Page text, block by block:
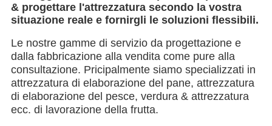
& progettare l'attrezzatura secondo la vostra
situazione reale e fornirgli le soluzioni flessibili.
Le nostre gamme di servizio da progettazione e
dalla fabbricazione alla vendita come pure alla
consultazione. Pricipalmente siamo specializzati in
attrezzatura di elaborazione del pane, attrezzatura
di elaborazione del pesce, verdura & attrezzatura
ecc. di lavorazione della frutta.